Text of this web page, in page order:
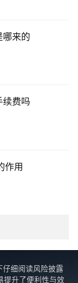
哪来的
续费吗
作用
仔细阅读风险披露
提升了便利性与效